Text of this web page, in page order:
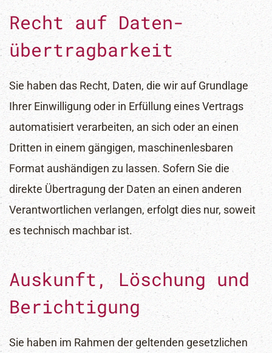
Recht auf Daten­
übertrag­barkeit
Sie haben das Recht, Daten, die wir auf Grundlage
Ihrer Einwilligung oder in Erfüllung eines Vertrags
automatisiert verarbeiten, an sich oder an einen
Dritten in einem gängigen, maschinenlesbaren
Format aushändigen zu lassen. Sofern Sie die
direkte Übertragung der Daten an einen anderen
Verantwortlichen verlangen, erfolgt dies nur, soweit
es technisch machbar ist.
Auskunft, Löschung und
Berichtigung
Sie haben im Rahmen der geltenden gesetzlichen